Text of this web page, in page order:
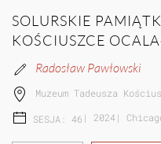
SOLURSKIE
KOŚCIUSZCE
Radosław Pawłowski
Muzeum Tadeusza
SESJA: 46 | 2024|